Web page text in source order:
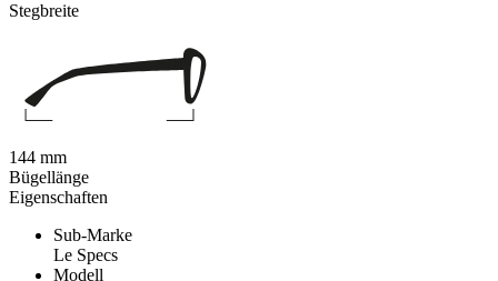
Eigenschaften
Sub-Marke
Le Specs
Modell
Stegbreite
144 mm
Bügellänge